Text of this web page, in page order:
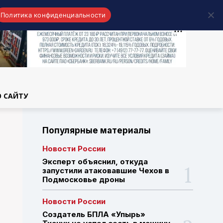
САЙТУ
Популярные материалы
Новости России
Эксперт объяснил, откуда
запустили атаковавшие Чехов в
Подмосковье дроны
Новости России
Создатель БПЛА «Упырь»
Политика конфиденциальности